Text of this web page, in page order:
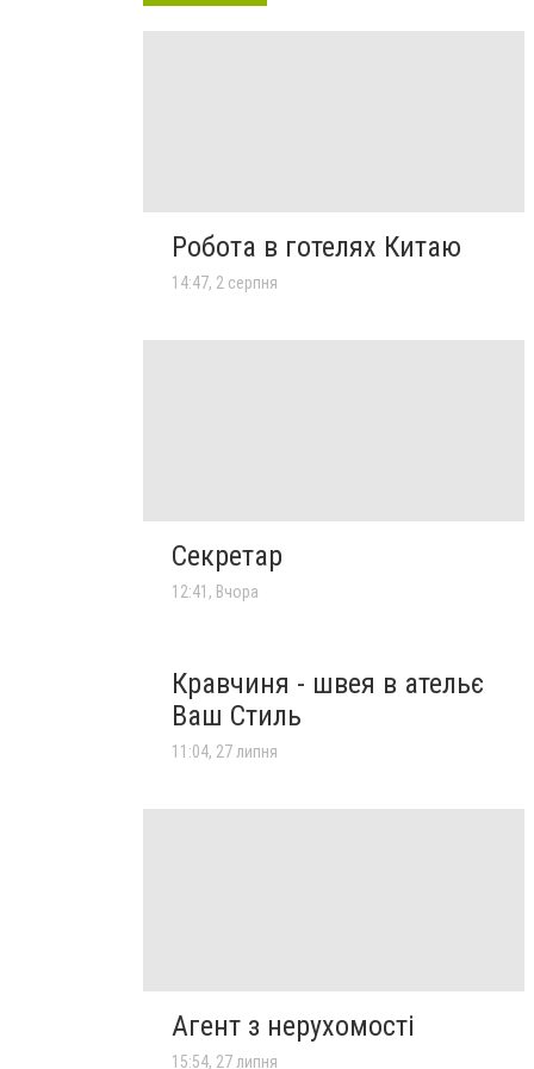
Робота в готелях Китаю
14:47, 2 серпня
Секретар
12:41, Вчора
Кравчиня - швея в ательє
Ваш Стиль
11:04, 27 липня
Агент з нерухомості
15:54, 27 липня